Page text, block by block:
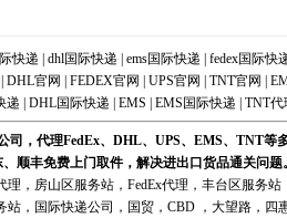
快递 dhl国际快递 ems国际快递
fedex国际快
DHL官网 FEDEX官网 UPS官网 TNT官网
递 DHL国际快递 EMS EMS国际快递 TNT代
司，代理FedEx、DHL、UPS、EMS、TNT
顺丰免费上门取件，解决进出口货品通关问题
理 ， 房山区服务站 ， FedEx代理 ， 丰台区服务站
站， 国际快递公司 ，国贸，CBD ，大望路，